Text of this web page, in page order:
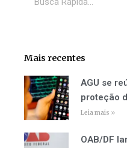
Mais recentes
AGU se
proteção
Leia mais »
OAB/DF